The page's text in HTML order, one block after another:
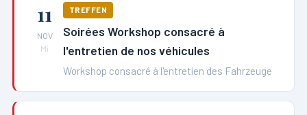
11
NOV
Mi
TREFFEN
Soirées Workshop consacré à
l'entretien de nos véhicules
Workshop consacré à l'entretien des Fahrzeuge